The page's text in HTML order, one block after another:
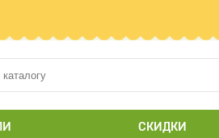
СКИДКИ